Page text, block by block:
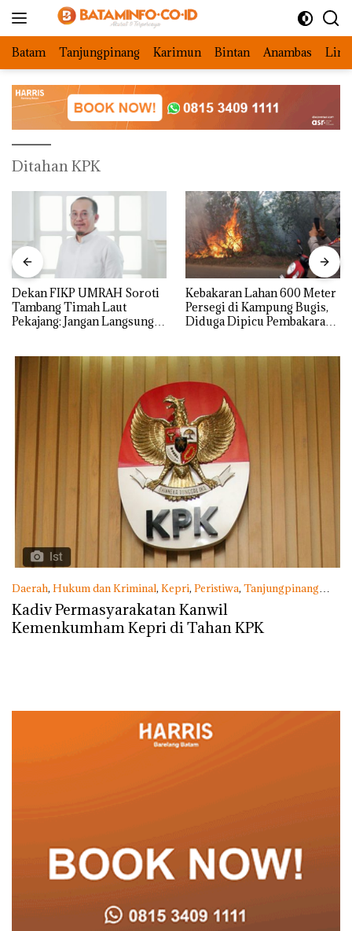
Batam Tanjungpinang Karimun Bintan Anambas
Ditahan KPK
Dekan FIKP UMRAH Soroti
Tambang Timah Laut
Pekajang: Jangan Langsung
Lingkungannya
Kebakaran Lahan 600 Meter
Persegi di Kampung Bugis,
Diduga Dipicu Pembakaran
Daerah, Hukum dan Kriminal, Kepri, Peristiwa, Tanjungpinang
Sabtu, 02/05/2020 - 22:32 WIB
Kadiv Permasyarakatan Kanwil
Kemenkumham Kepri di Tahan KPK